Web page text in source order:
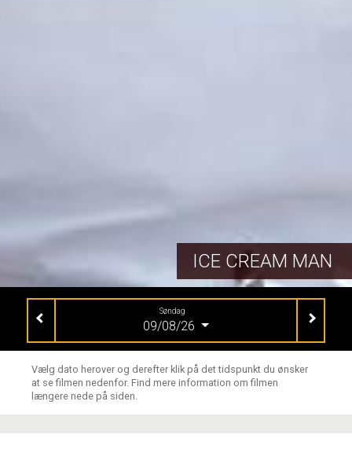
ICE CREAM MAN
Søndag
09/08/26
Vælg dato herover og derefter klik på det tidspunkt du ønsker
at se filmen nedenfor. Find mere information om filmen
længere nede på siden.